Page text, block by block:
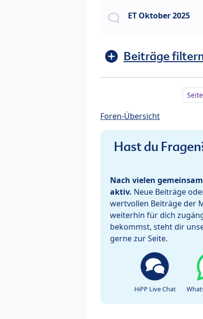
ET Oktober 2025
Beiträge
Seite
Foren-Übersicht
Hast du
Nach vielen
aktiv. Neue Beiträge
wertvollen Beiträge der
weiterhin für dich
bekommst, steht dir
gerne zur Seite.
HiPP Live Chat